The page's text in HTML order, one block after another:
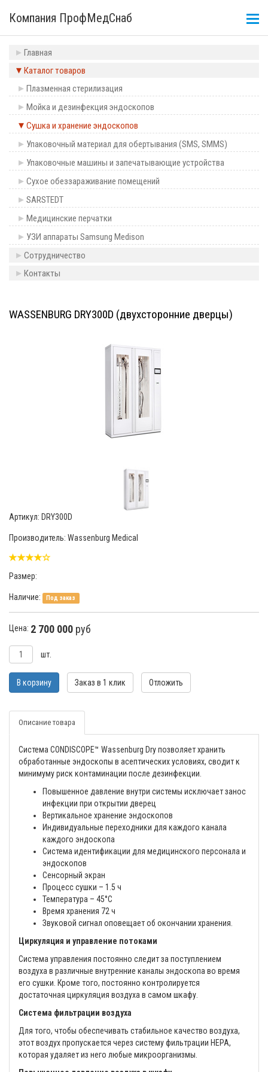
Компания ПрофМедСнаб
Главная
Каталог товаров
Плазменная стерилизация
Мойка и дезинфекция эндоскопов
Сушка и хранение эндоскопов
Упаковочный материал для обертывания (SMS, SMMS)
Упаковочные машины и запечатывающие устройства
Сухое обеззараживание помещений
SARSTEDT
Медицинские перчатки
УЗИ аппараты Samsung Medison
Сотрудничество
Контакты
WASSENBURG DRY300D (двухсторонние дверцы)
Артикул: DRY300D
Производитель: Wassenburg Medical
Размер:
Наличие: Под заказ
Цена: 2 700 000 руб
шт.
В корзину Заказ в 1 клик Отложить
Описание товара
Система CONDISCOPE™ Wassenburg Dry позволяет хранить
обработанные эндоскопы в асептических условиях, сводит к
минимуму риск контаминации после дезинфекции.
Повышенное давление внутри системы исключает занос
инфекции при открытии дверец
Вертикальное хранение эндоскопов
Индивидуальные переходники для каждого канала
каждого эндоскопа
Система идентификации для медицинского персонала и
эндоскопов
Сенсорный экран
Процесс сушки – 1.5 ч
Температура – 45°С
Время хранения 72 ч
Звуковой сигнал оповещает об окончании хранения.
Циркуляция и управление потоками
Система управления постоянно следит за поступлением
воздуха в различные внутренние каналы эндоскопа во время
его сушки. Кроме того, постоянно контролируется
достаточная циркуляция воздуха в самом шкафу.
Система фильтрации воздуха
Для того, чтобы обеспечивать стабильное качество воздуха,
этот воздух пропускается через систему фильтрации HEPA,
которая удаляет из него любые микроорганизмы.